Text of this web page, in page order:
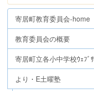
寄居町教育委員会-home
教育委員会の概要
寄居町立各小中学校ｳｪﾌﾞ
より・E土曜塾